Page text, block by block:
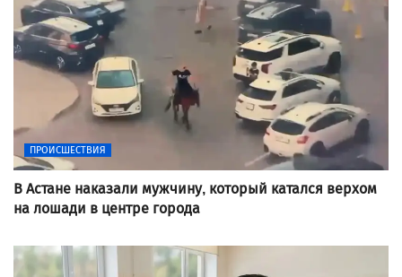
ПРОИСШЕСТВИЯ
В Астане наказали мужчину, который катался верхом
на лошади в центре города